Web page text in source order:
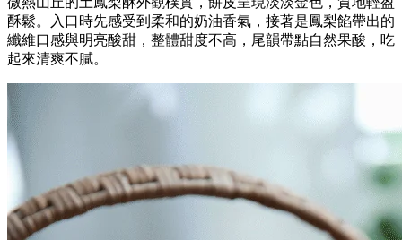
酥鬆。入口時先感受到柔和的奶油香氣，接著是鳳梨餡帶出的
纖維口感與明亮酸甜，整體甜度不高，尾韻帶點自然果酸，吃
起來清爽不膩。